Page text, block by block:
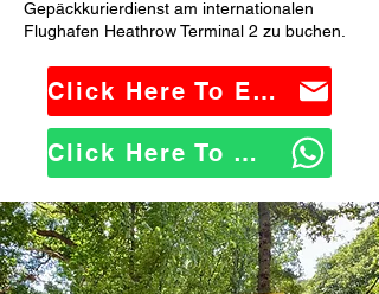
Gepäckkurierdienst am internationalen
Flughafen Heathrow Terminal 2 zu buchen.
Click Here To Email Us
Click Here To WhatsApp Us